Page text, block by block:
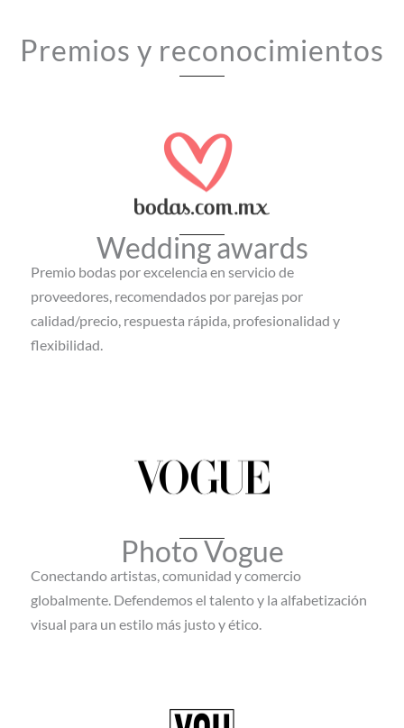
Premios y reconocimientos
Wedding awards
Premio bodas por excelencia en servicio de
proveedores, recomendados por parejas por
calidad/precio, respuesta rápida, profesionalidad y
flexibilidad.
Photo Vogue
Conectando artistas, comunidad y comercio
globalmente. Defendemos el talento y la alfabetización
visual para un estilo más justo y ético.